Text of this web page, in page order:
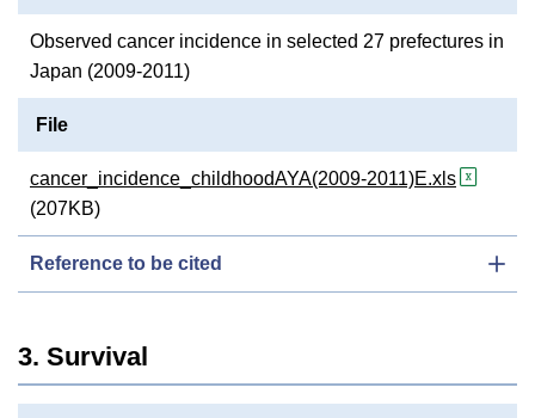
Observed cancer incidence in selected 27 prefectures in
Japan (2009-2011)
File
cancer_incidence_childhoodAYA(2009-2011)E.xls
(207KB)
Reference to be cited
3. Survival